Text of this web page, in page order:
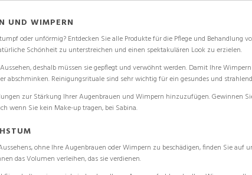
UND WIMPERN
oder unförmig? Entdecken Sie alle Produkte für die Pflege und Behandlung
Schönheit zu unterstreichen und einen spektakulären Look zu erzielen.
deshalb müssen sie gepflegt und verwöhnt werden. Damit Ihre
abschminken. Reinigungsrituale sind sehr wichtig für ein gesundes und
zur Stärkung Ihrer Augenbrauen und Wimpern hinzuzufügen. Gewinnen
wenn Sie kein Make-up tragen, bei Sabina.
ohne Ihre Augenbrauen oder Wimpern zu beschädigen, finden Sie auf
das Volumen verleihen, das sie verdienen.